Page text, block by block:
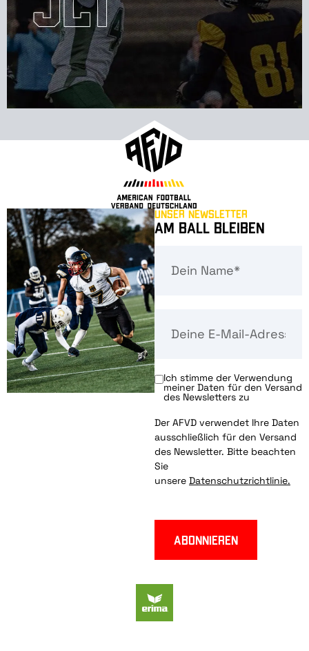
Unser Newsletter
Am Ball bleiben
Ich stimme der Verwendung
meiner Daten für den Versand
des Newsletters zu
Der AFVD verwendet Ihre Daten
ausschließlich für den Versand
des Newsletter. Bitte beachten
Sie
unsere Datenschutzrichtlinie.
Abonnieren